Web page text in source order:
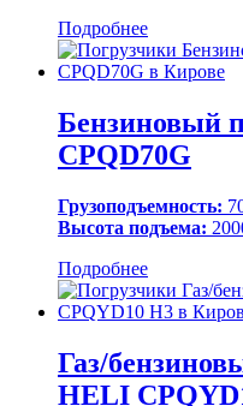
Подробнее
Бензиновый
CPQD70G
Грузоподъемность:
Высота подъема:
Подробнее
Газ/
HELI